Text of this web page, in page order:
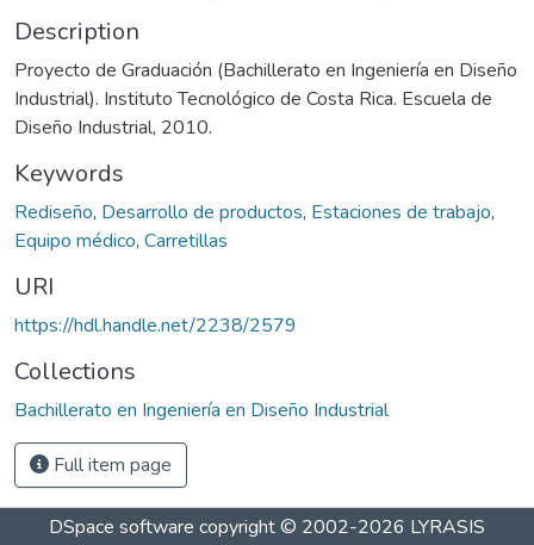
Description
Proyecto de Graduación (Bachillerato en Ingeniería en Diseño
Industrial). Instituto Tecnológico de Costa Rica. Escuela de
Diseño Industrial, 2010.
Keywords
Rediseño, Desarrollo de productos, Estaciones de trabajo,
Equipo médico, Carretillas
URI
https://hdl.handle.net/2238/2579
Collections
Bachillerato en Ingeniería en Diseño Industrial
Full item page
DSpace software copyright © 2002-2026 LYRASIS